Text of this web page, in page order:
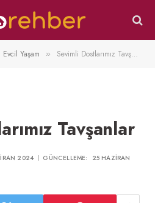
Evcil Yaşam » Sevimli Dostlarımız Tavşanlar
Tavşanlar
2024 GÜNCELLEME:
25 HAZIRAN